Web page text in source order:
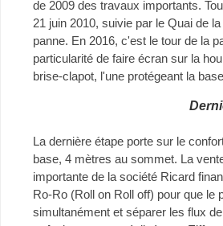
de 2009 des travaux importants.
21 juin 2010, suivie par le Quai de
panne. En 2016, c'est le tour de la
particularité de faire écran sur la
brise-clapot, l'une protégeant la
La dernière étape porte sur le
base, 4 mètres au sommet. La
importante de la société Ricard
Ro-Ro (Roll on Roll off) pour que le
simultanément et séparer les flux